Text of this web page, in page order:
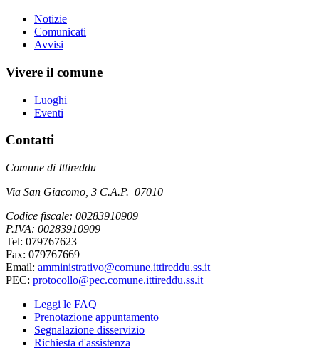
Notizie
Comunicati
Avvisi
Vivere il comune
Luoghi
Eventi
Contatti
Comune di Ittireddu
Via San Giacomo, 3 C.A.P. 07010
Codice fiscale: 00283910909
P.IVA: 00283910909
Tel: 079767623
Fax: 079767669
Email: amministrativo@comune.ittireddu.ss.it
PEC: protocollo@pec.comune.ittireddu.ss.it
Leggi le FAQ
Prenotazione appuntamento
Segnalazione disservizio
Richiesta d'assistenza